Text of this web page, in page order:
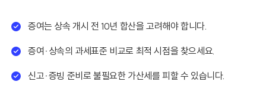
증여는 상속 개시 전 10년 합산을 고려해야 합니다.
증여·상속의 과세표준 비교로 최적 시점을 찾으세요.
신고·증빙 준비로 불필요한 가산세를 피할 수 있습니다.